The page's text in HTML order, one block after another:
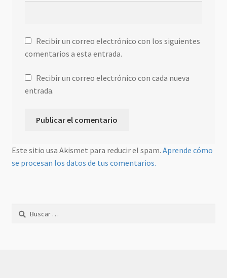
Recibir un correo electrónico con los siguientes
comentarios a esta entrada.
Recibir un correo electrónico con cada nueva
entrada.
Este sitio usa Akismet para reducir el spam. Aprende cómo
se procesan los datos de tus comentarios.
Buscar: